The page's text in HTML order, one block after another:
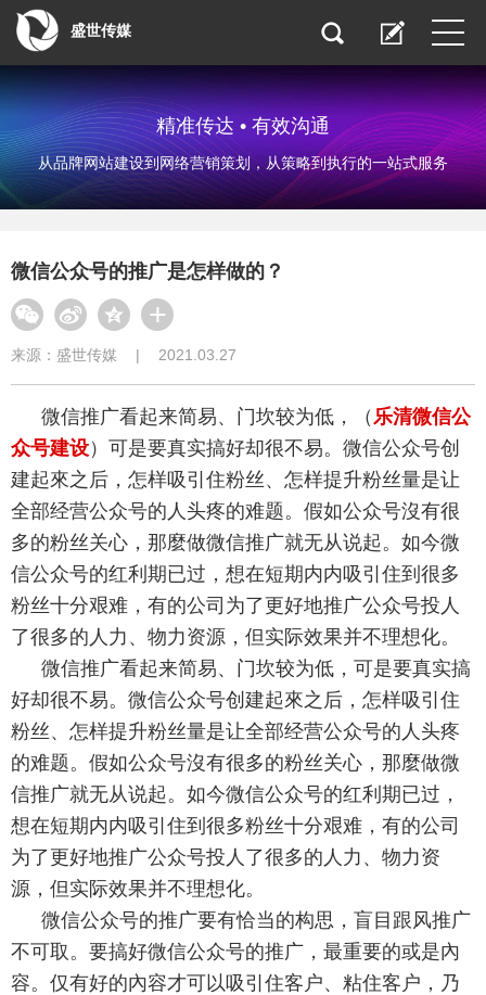
盛世传媒
精准传达 • 有效沟通
从品牌网站建设到网络营销策划，从策略到执行的一站式服务
微信公众号的推广是怎样做的？
来源： 盛世传媒 | 2021.03.27
微信推广看起来简易、门坎较为低，（乐清微信公
众号建设）可是要真实搞好却很不易。微信公众号创
建起來之后，怎样吸引住粉丝、怎样提升粉丝量是让
全部经营公众号的人头疼的难题。假如公众号沒有很
多的粉丝关心，那麼做微信推广就无从说起。如今微
信公众号的红利期已过，想在短期内内吸引住到很多
粉丝十分艰难，有的公司为了更好地推广公众号投人
了很多的人力、物力资源，但实际效果并不理想化。
微信推广看起来简易、门坎较为低，可是要真实搞
好却很不易。微信公众号创建起來之后，怎样吸引住
粉丝、怎样提升粉丝量是让全部经营公众号的人头疼
的难题。假如公众号沒有很多的粉丝关心，那麼做微
信推广就无从说起。如今微信公众号的红利期已过，
想在短期内内吸引住到很多粉丝十分艰难，有的公司
为了更好地推广公众号投人了很多的人力、物力资
源，但实际效果并不理想化。
微信公众号的推广要有恰当的构思，盲目跟风推广
不可取。要搞好微信公众号的推广，最重要的或是內
容。仅有好的內容才可以吸引住客户、粘住客户，乃